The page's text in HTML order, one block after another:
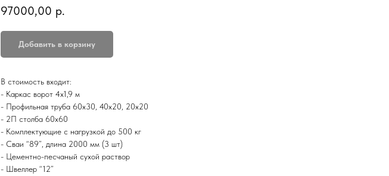
97000,00 р.
Добавить в корзину
В стоимость входит:
- Каркас ворот 4х1,9 м
- Профильная труба 60х30, 40х20, 20х20
- 2П столба 60х60
- Комплектующие с нагрузкой до 500 кг
- Сваи “89”, длина 2000 мм (3 шт)
- Цементно-песчаный сухой раствор
- Швеллер “12”